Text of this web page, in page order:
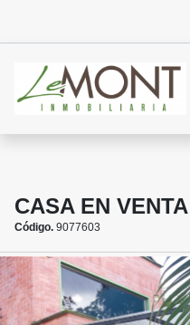
CASA EN
Código. 9077603